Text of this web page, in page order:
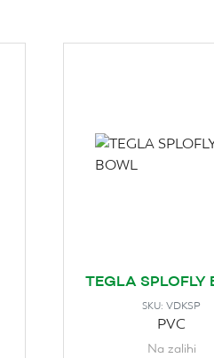
TEGLA SPLOFLY
SKU:VDKSP
PVC
Na zalihi